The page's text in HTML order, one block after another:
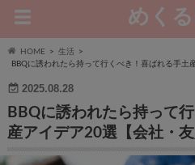
めくる
HOME
生活
BBQに誘われたら持って行くべき！喜ばれる手土
2025.08.28
BBQに誘われたら持って
産アイデア20選【会社・友